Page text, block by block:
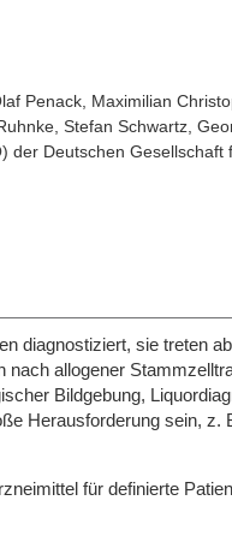
Penack, Maximilian
, Stefan Schwartz,
der Deutschen Gesellschaft
diagnostiziert, sie treten
allogener
Bildgebung,
Herausforderung sein, z.
für definierte